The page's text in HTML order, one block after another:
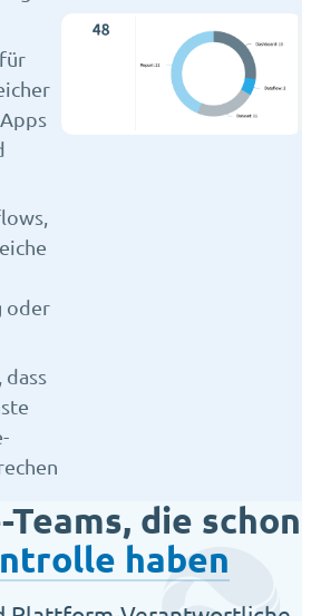
oder
dass
die schon
haben